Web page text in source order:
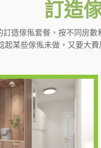
訂造
造傢俬套餐，按不同房
某些傢俬未做，又要大